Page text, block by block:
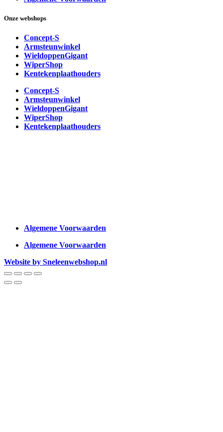
Onze webshops
Concept-S
Armsteunwinkel
WieldoppenGigant
WiperShop
Kentekenplaathouders
Concept-S
Armsteunwinkel
WieldoppenGigant
WiperShop
Kentekenplaathouders
Algemene Voorwaarden
Algemene Voorwaarden
Website by Sneleenwebshop.nl